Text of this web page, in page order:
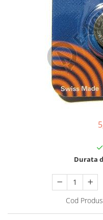
Incarcatoare acumulatori
Panouri fotovoltaice si
Panouri fotovoltaice
Sisteme prindere panouri
fotovoltaice
Invertoare Hibrid
Convertoare de tensiune
Durata
Cod